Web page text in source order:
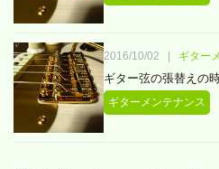
2016/10/02 | ギター
ギター弦の張替えの
ギターメンテナンス